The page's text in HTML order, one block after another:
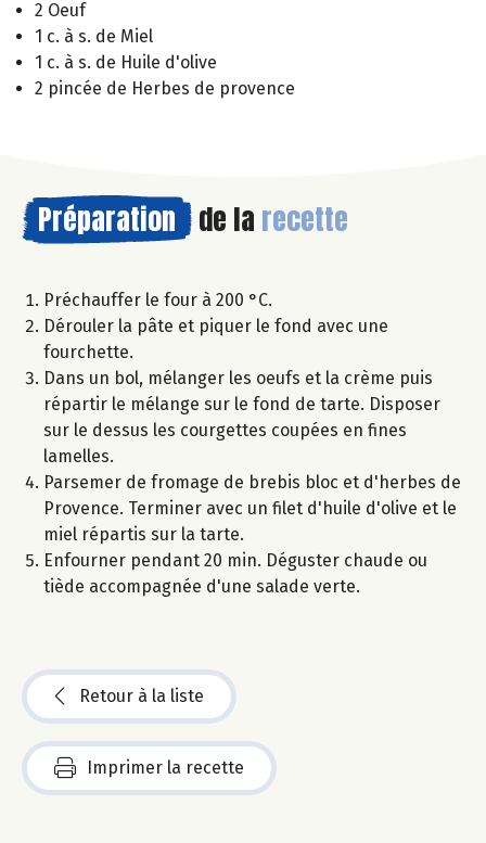
2 Oeuf
1 c. à s. de Miel
1 c. à s. de Huile d'olive
2 pincée de Herbes de provence
Préparation de la recette
Préchauffer le four à 200 °C.
Dérouler la pâte et piquer le fond avec une
fourchette.
Dans un bol, mélanger les oeufs et la crème puis
répartir le mélange sur le fond de tarte. Disposer
sur le dessus les courgettes coupées en fines
lamelles.
Parsemer de fromage de brebis bloc et d'herbes de
Provence. Terminer avec un filet d'huile d'olive et le
miel répartis sur la tarte.
Enfourner pendant 20 min. Déguster chaude ou
tiède accompagnée d'une salade verte.
Retour à la liste
Imprimer la recette